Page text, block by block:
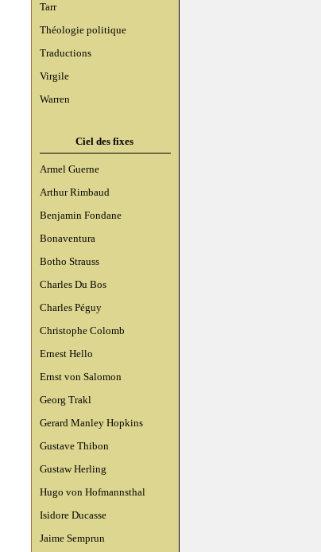
Tarr
Théologie politique
Traductions
Virgile
Warren
Ciel des fixes
Armel Guerne
Arthur Rimbaud
Benjamin Fondane
Bonaventura
Botho Strauss
Charles Du Bos
Charles Péguy
Christophe Colomb
Ernest Hello
Ernst von Salomon
Georg Trakl
Gerard Manley Hopkins
Gustave Thibon
Gustaw Herling
Hugo von Hofmannsthal
Isidore Ducasse
Jaime Semprun